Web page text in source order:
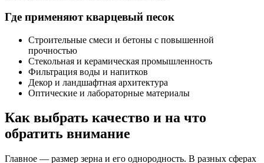
Где применяют кварцевый песок
Строительные смеси и бетоны с повышенной
прочностью
Стекольная и керамическая промышленность
Фильтрация воды и напитков
Декор и ландшафтная архитектура
Оптические и лабораторные материалы
Как выбрать качество и на что
обратить внимание
Главное — размер зерна и его однородность. В разных сферах